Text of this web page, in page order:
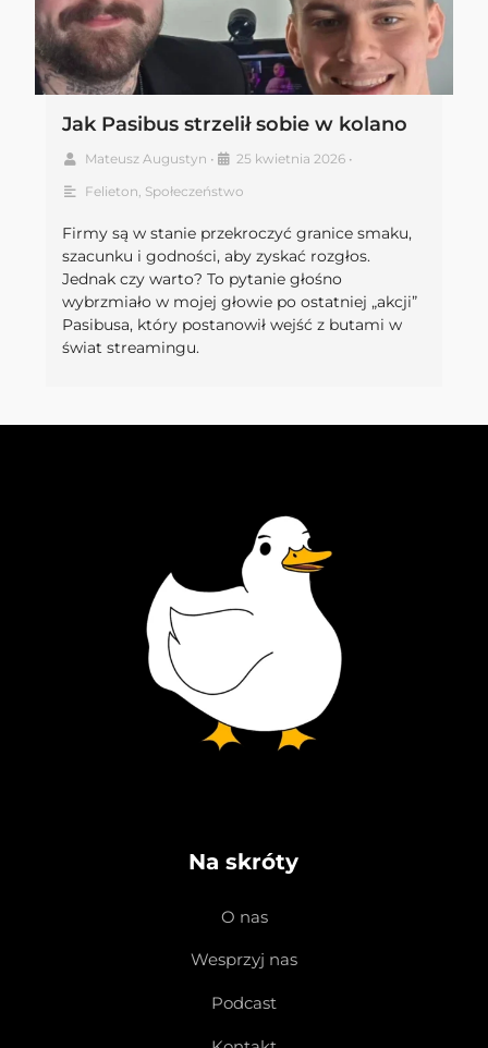
Jak Pasibus strzelił sobie w kolano
Mateusz Augustyn • 25 kwietnia 2026 •
Felieton Społeczeństwo
Firmy są w stanie przekroczyć granice smaku,
szacunku i godności, aby zyskać rozgłos.
Jednak czy warto? To pytanie głośno
wybrzmiało w mojej głowie po ostatniej „akcji”
Pasibusa, który postanowił wejść z butami w
świat streamingu.
Na skróty
O nas
Wesprzyj nas
Podcast